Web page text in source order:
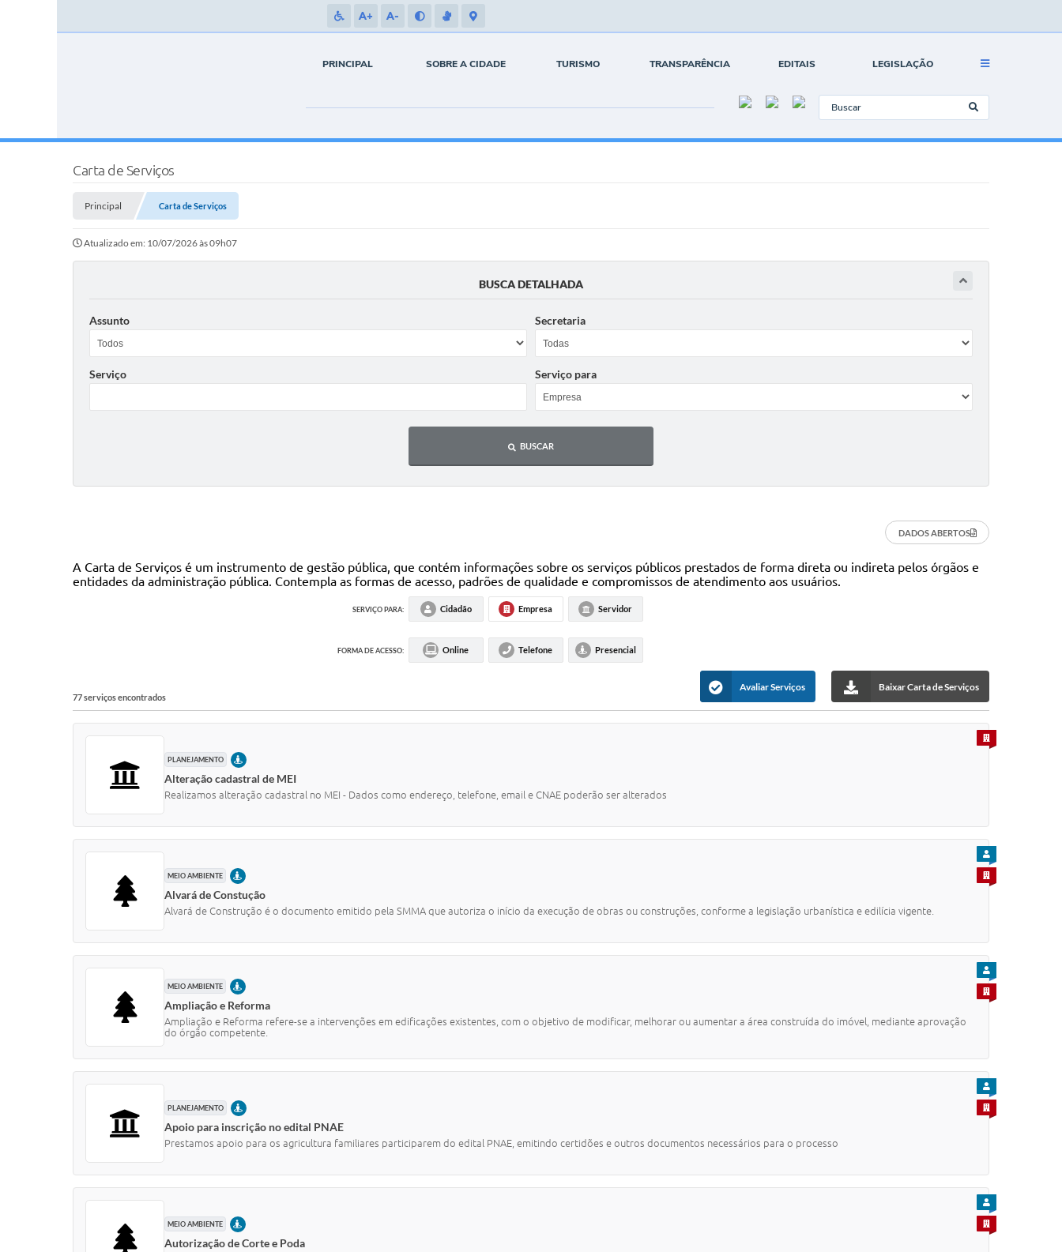
A+ A-
PRINCIPAL SOBRE A CIDADE TURISMO TRANSPARÊNCIA EDITAIS LEGISLAÇÃO
Carta de Serviços
Principal Carta de Serviços
Atualizado em: 10/07/2026 às 09h07
BUSCA DETALHADA
Assunto Secretaria
Serviço Serviço para
BUSCAR
DADOS ABERTOS
A Carta de Serviços é um instrumento de gestão pública, que contém informações sobre os serviços públicos prestados de forma direta ou indireta pelos órgãos e
entidades da administração pública. Contempla as formas de acesso, padrões de qualidade e compromissos de atendimento aos usuários.
SERVIÇO PARA: Cidadão Empresa Servidor
FORMA DE ACESSO: Online Telefone Presencial
77 serviços encontrados
Avaliar Serviços Baixar Carta de Serviços
PLANEJAMENTO PRESENCIAL
Alteração cadastral de MEI
Realizamos alteração cadastral no MEI - Dados como endereço, telefone, email e CNAE poderão ser alterados
PARA EMPRESA
MEIO AMBIENTE PRESENCIAL
Alvará de Constução
Alvará de Construção é o documento emitido pela SMMA que autoriza o início da execução de obras ou construções, conforme a legislação urbanística e edilícia vigente.
PARA CIDADÃO
PARA EMPRESA
MEIO AMBIENTE PRESENCIAL
Ampliação e Reforma
Ampliação e Reforma refere-se a intervenções em edificações existentes, com o objetivo de modificar, melhorar ou aumentar a área construída do imóvel, mediante aprovação
do órgão competente.
PARA CIDADÃO
PARA EMPRESA
PLANEJAMENTO PRESENCIAL
Apoio para inscrição no edital PNAE
Prestamos apoio para os agricultura familiares participarem do edital PNAE, emitindo certidões e outros documentos necessários para o processo
PARA CIDADÃO
PARA EMPRESA
MEIO AMBIENTE PRESENCIAL
Autorização de Corte e Poda
PARA CIDADÃO
PARA EMPRESA